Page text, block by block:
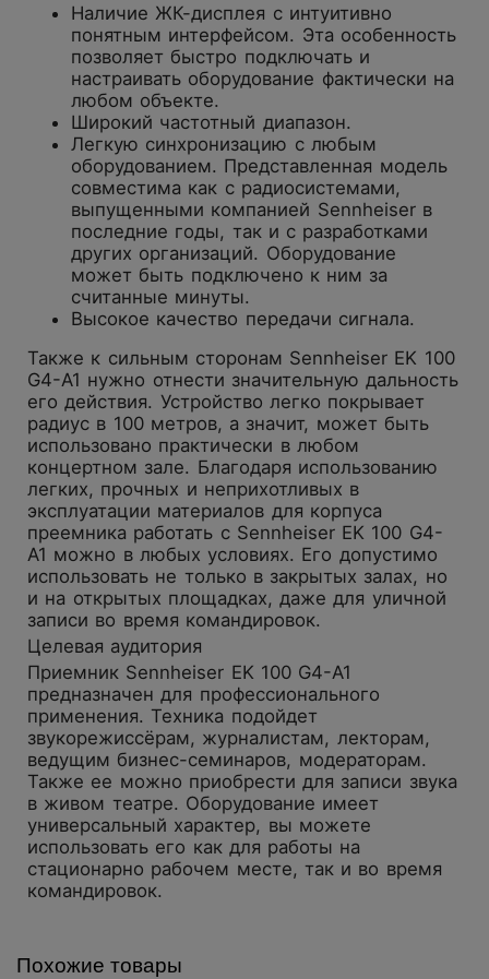
Наличие ЖК-дисплея с интуитивно
понятным интерфейсом. Эта особенность
позволяет быстро подключать и
настраивать оборудование фактически на
любом объекте.
Широкий частотный диапазон.
Легкую синхронизацию с любым
оборудованием. Представленная модель
совместима как с радиосистемами,
выпущенными компанией Sennheiser в
последние годы, так и с разработками
других организаций. Оборудование
может быть подключено к ним за
считанные минуты.
Высокое качество передачи сигнала.
Также к сильным сторонам Sennheiser EK 100
G4-A1 нужно отнести значительную дальность
его действия. Устройство легко покрывает
радиус в 100 метров, а значит, может быть
использовано практически в любом
концертном зале. Благодаря использованию
легких, прочных и неприхотливых в
эксплуатации материалов для корпуса
преемника работать с Sennheiser EK 100 G4-
A1 можно в любых условиях. Его допустимо
использовать не только в закрытых залах, но
и на открытых площадках, даже для уличной
записи во время командировок.
Целевая аудитория
Приемник Sennheiser EK 100 G4-A1
предназначен для профессионального
применения. Техника подойдет
звукорежиссёрам, журналистам, лекторам,
ведущим бизнес-семинаров, модераторам.
Также ее можно приобрести для записи звука
в живом театре. Оборудование имеет
универсальный характер, вы можете
использовать его как для работы на
стационарно рабочем месте, так и во время
командировок.
Похожие товары